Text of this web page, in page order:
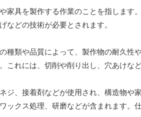
家具を製作する作業のことを指します
などの技術が必要とされます。
種類や品質によって、製作物の耐久性
れには、切削や削り出し、穴あけな
ジ、接着剤などが使用され、構造物や
ックス処理、研磨などが含まれます。